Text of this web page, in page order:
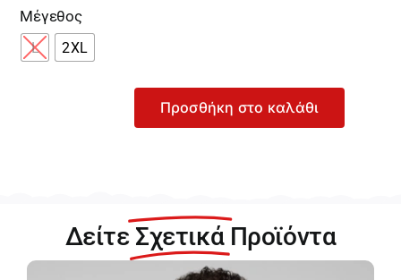
Μέγεθος
L 2XL
Γκρι
Προσθήκη στο καλάθι
Δείτε Σχετικά Προϊόντα